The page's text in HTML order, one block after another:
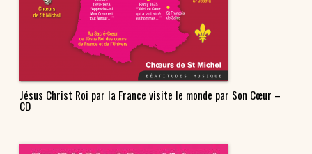
Jésus Christ Roi par la France visite le monde par Son Cœur –
CD